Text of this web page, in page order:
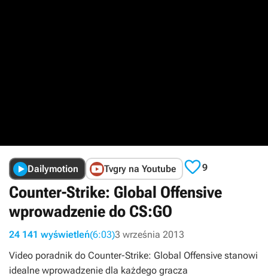
Dailymotion Tvgry na Youtube 9
Counter-Strike: Global Offensive
wprowadzenie do CS:GO
24 141 wyświetleń(6:03)3 września 2013
Video poradnik do Counter-Strike: Global Offensive stanowi
idealne wprowadzenie dla każdego gracza